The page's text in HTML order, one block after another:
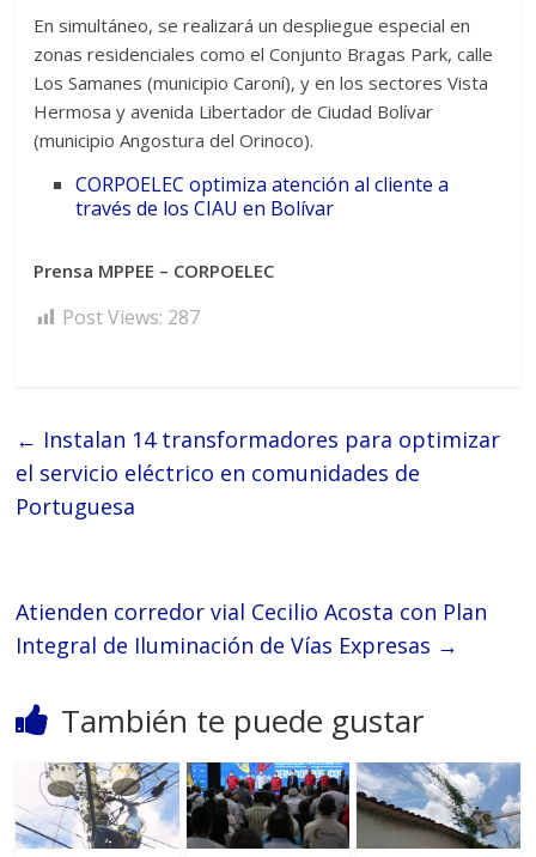
En simultáneo, se realizará un despliegue especial en
zonas residenciales como el Conjunto Bragas Park, calle
Los Samanes (municipio Caroní), y en los sectores Vista
Hermosa y avenida Libertador de Ciudad Bolívar
(municipio Angostura del Orinoco).
CORPOELEC optimiza atención al cliente a
través de los CIAU en Bolívar
Prensa MPPEE – CORPOELEC
Post Views: 287
← Instalan 14 transformadores para optimizar
el servicio eléctrico en comunidades de
Portuguesa
Atienden corredor vial Cecilio Acosta con Plan
Integral de Iluminación de Vías Expresas →
También te puede gustar